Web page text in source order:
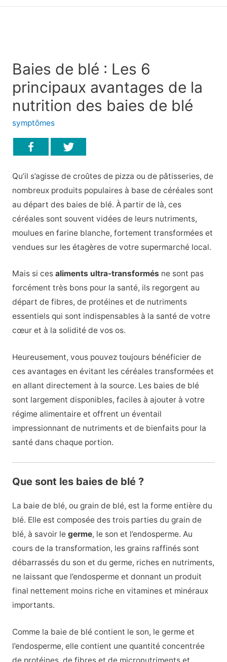
Baies de blé : Les 6
principaux avantages de la
nutrition des baies de blé
symptômes
Qu’il s’agisse de croûtes de pizza ou de pâtisseries, de
nombreux produits populaires à base de céréales sont
au départ des baies de blé. À partir de là, ces
céréales sont souvent vidées de leurs nutriments,
moulues en farine blanche, fortement transformées et
vendues sur les étagères de votre supermarché local.
Mais si ces aliments ultra-transformés ne sont pas
forcément très bons pour la santé, ils regorgent au
départ de fibres, de protéines et de nutriments
essentiels qui sont indispensables à la santé de votre
cœur et à la solidité de vos os.
Heureusement, vous pouvez toujours bénéficier de
ces avantages en évitant les céréales transformées et
en allant directement à la source. Les baies de blé
sont largement disponibles, faciles à ajouter à votre
régime alimentaire et offrent un éventail
impressionnant de nutriments et de bienfaits pour la
santé dans chaque portion.
Que sont les baies de blé ?
La baie de blé, ou grain de blé, est la forme entière du
blé. Elle est composée des trois parties du grain de
blé, à savoir le germe, le son et l’endosperme. Au
cours de la transformation, les grains raffinés sont
débarrassés du son et du germe, riches en nutriments,
ne laissant que l’endosperme et donnant un produit
final nettement moins riche en vitamines et minéraux
importants.
Comme la baie de blé contient le son, le germe et
l’endosperme, elle contient une quantité concentrée